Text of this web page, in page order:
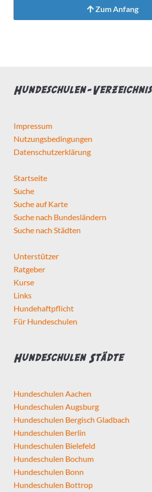
Zum Anfang
Hundeschulen-Verzeichnis
Impressum
Nutzungsbedingungen
Datenschutzerklärung
Startseite
Suche
Suche auf Karte
Suche nach Bundesländern
Suche nach Städten
Unterstützer
Ratgeber
Kurse
Links
Hundehaftpflicht
Für Hundeschulen
Hundeschulen Städte
Hundeschulen Aachen
Hundeschulen Augsburg
Hundeschulen Bergisch Gladbach
Hundeschulen Berlin
Hundeschulen Bielefeld
Hundeschulen Bochum
Hundeschulen Bonn
Hundeschulen Bottrop